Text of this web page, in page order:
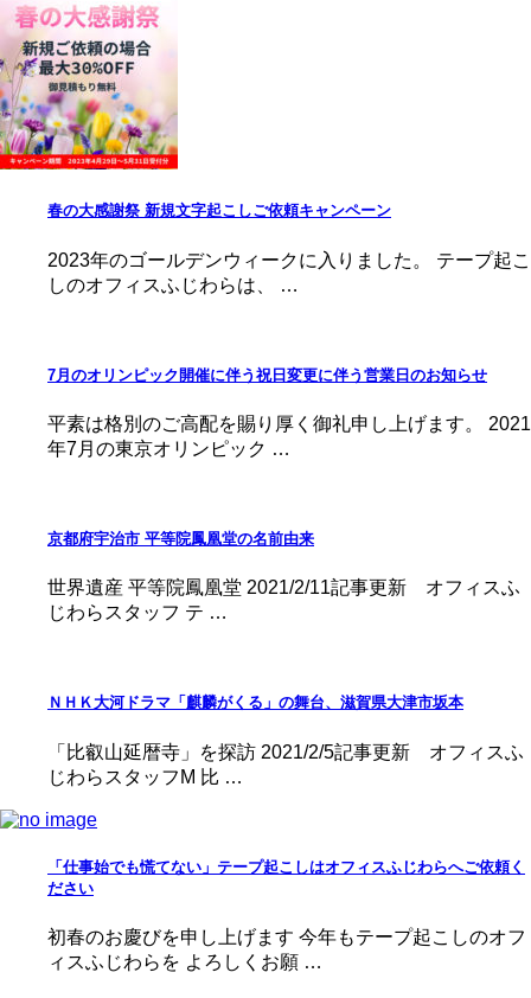
春の大感謝祭 新規文字起こしご依頼キャンペーン
2023年のゴールデンウィークに入りました。 テープ起こ
しのオフィスふじわらは、 …
7月のオリンピック開催に伴う祝日変更に伴う営業日のお知らせ
平素は格別のご高配を賜り厚く御礼申し上げます。 2021
年7月の東京オリンピック …
京都府宇治市 平等院鳳凰堂の名前由来
世界遺産 平等院鳳凰堂 2021/2/11記事更新 オフィスふ
じわらスタッフ テ …
ＮＨＫ大河ドラマ「麒麟がくる」の舞台、滋賀県大津市坂本
「比叡山延暦寺」を探訪 2021/2/5記事更新 オフィスふ
じわらスタッフM 比 …
「仕事始でも慌てない」テープ起こしはオフィスふじわらへご依頼く
ださい
初春のお慶びを申し上げます 今年もテープ起こしのオフ
ィスふじわらを よろしくお願 …